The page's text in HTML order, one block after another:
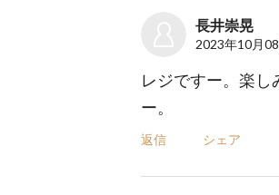
長井崇晃
2023年10月
レジですー。楽し
ー。
返信 シェア